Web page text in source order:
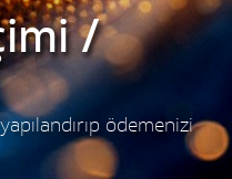
/
ödemenizi